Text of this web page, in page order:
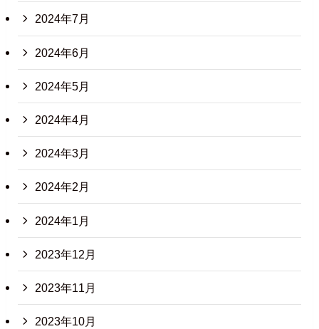
2024年7月
2024年6月
2024年5月
2024年4月
2024年3月
2024年2月
2024年1月
2023年12月
2023年11月
2023年10月